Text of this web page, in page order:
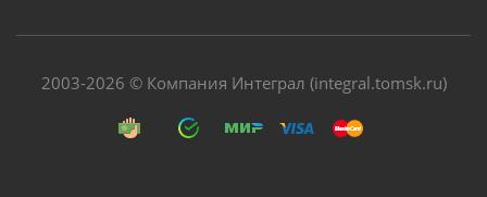
2003-2026 © Компания Интеграл (integral.tomsk.ru)